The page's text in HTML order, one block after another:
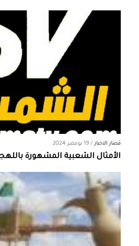
قصار الاخبار/ 19 نوفمبر 2024
الأمثال الشعبية المشهورة